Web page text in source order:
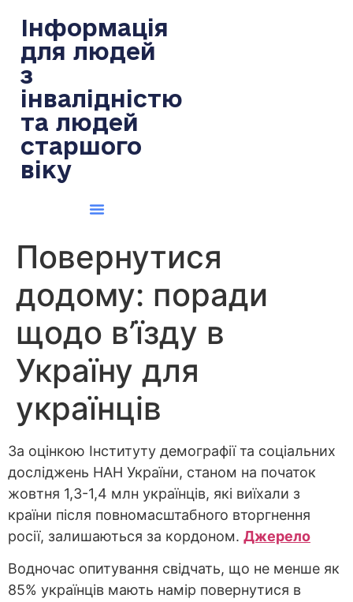
Інформація
для людей
з
інвалідністю
та людей
старшого
віку
Повернутися
додому: поради
щодо в’їзду в
Україну для
українців
За оцінкою Інституту демографії та соціальних
досліджень НАН України, станом на початок
жовтня 1,3-1,4 млн українців, які виїхали з
країни після повномасштабного вторгнення
росії, залишаються за кордоном. Джерело
Водночас опитування свідчать, що не менше як
85% українців мають намір повернутися в